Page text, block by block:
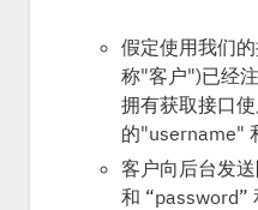
假定使用我们
称"客户")已经
拥有获取接口
的"username"
客户向后台发
和 “password”